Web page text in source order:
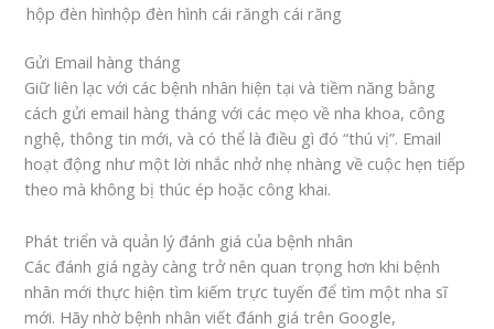
hộp đèn hìnhộp đèn hình cái răngh cái răng
Gửi Email hàng tháng
Giữ liên lạc với các bệnh nhân hiện tại và tiềm năng bằng
cách gửi email hàng tháng với các mẹo về nha khoa, công
nghệ, thông tin mới, và có thể là điều gì đó “thú vị”. Email
hoạt động như một lời nhắc nhở nhẹ nhàng về cuộc hẹn tiếp
theo mà không bị thúc ép hoặc công khai.
Phát triển và quản lý đánh giá của bệnh nhân
Các đánh giá ngày càng trở nên quan trọng hơn khi bệnh
nhân mới thực hiện tìm kiếm trực tuyến để tìm một nha sĩ
mới. Hãy nhờ bệnh nhân viết đánh giá trên Google,